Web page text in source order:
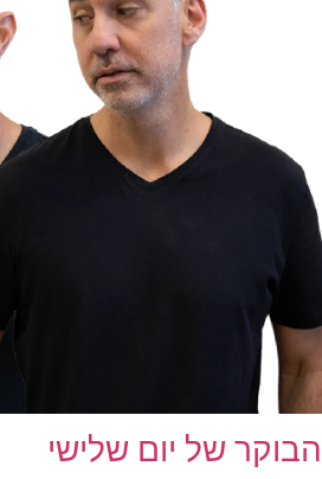
הבוקר של יום שלישי